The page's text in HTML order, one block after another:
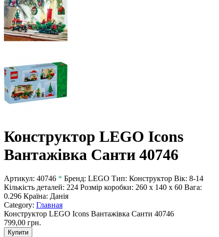
Конструктор LEGO Icons
Вантажівка Санти 40746
Артикул: 40746 * Бренд: LEGO Тип: Конструктор Вік: 8-14
Кількість деталей: 224 Розмір коробки: 260 x 140 x 60 Вага:
0.296 Країна: Данія
Category: Главная
Конструктор LEGO Icons Вантажівка Санти 40746
799,00 грн.
Купити